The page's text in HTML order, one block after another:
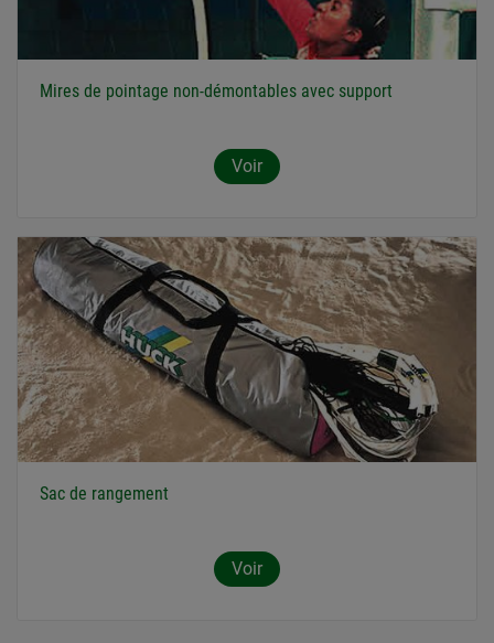
Mires de pointage non-démontables avec support
Voir
Sac de rangement
Voir